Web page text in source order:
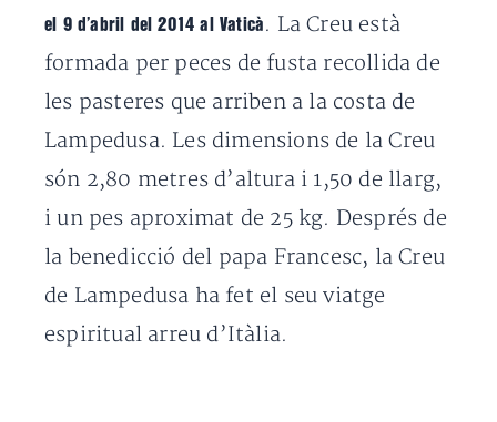
el 9 d’abril del 2014 al Vaticà . La Creu està
formada per peces de fusta recollida de
les pasteres que arriben a la costa de
Lampedusa. Les dimensions de la Creu
són 2,80 metres d’altura i 1,50 de llarg,
i un pes aproximat de 25 kg. Després de
la benedicció del papa Francesc, la Creu
de Lampedusa ha fet el seu viatge
espiritual arreu d’Itàlia.